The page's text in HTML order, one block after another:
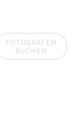
FOTOGRAFEN
SUCHEN